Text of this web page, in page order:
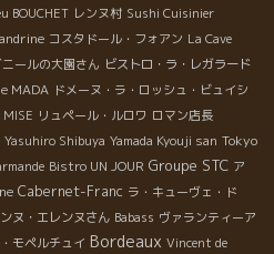
BOUCHET レンヌ村 Sushi Cuisinier
コスタドール・フォアン La Cave
ールの大園さん ビストロ・ラ・レガラード
MADA ドメーヌ・ラ・ロッシュ・ビュイシ
リュペール・ルロワ ロマン店長
Yasuhiro Shibuya Yamada Kyouji san Tokyo
Bistro UN JOUR Groupe STC ア
Cabernet-Franc ラ・キューヴェ・ド
ヌ・エレンヌさん Babass ヴァランティーア
モペルチュイ Bordeaux Vincent de